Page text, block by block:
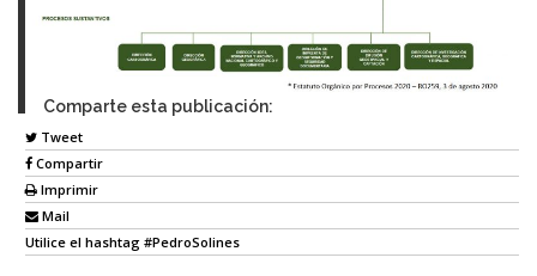
Comparte esta publicación:
Tweet
Compartir
Imprimir
Mail
Utilice el hashtag #PedroSolines